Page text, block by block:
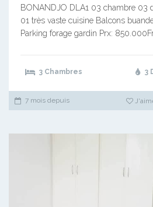
BONANDJO DLA1 03 chambre 03
01 très vaste cuisine Balcons
Parking forage gardin Prx:
3 Chambres 3
7 mois depuis